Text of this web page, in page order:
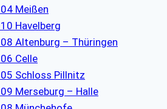
Meißen
Havelberg
Altenburg – Thüringen
Celle
Schloss Pillnitz
Merseburg – Halle